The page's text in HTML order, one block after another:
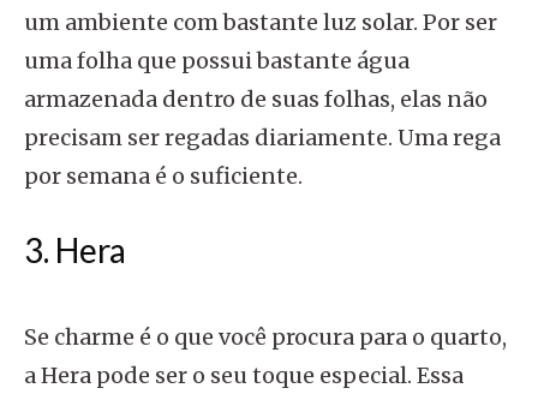
um ambiente com bastante luz solar. Por ser
uma folha que possui bastante água
armazenada dentro de suas folhas, elas não
precisam ser regadas diariamente. Uma rega
por semana é o suficiente.
3. Hera
Se charme é o que você procura para o quarto,
a Hera pode ser o seu toque especial. Essa